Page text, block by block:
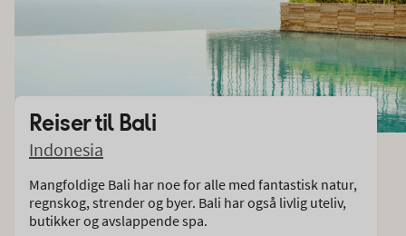
Reiser til Bali
Indonesia
Mangfoldige Bali har noe for alle med fantastisk natur,
regnskog, strender og byer. Bali har også livlig uteliv,
butikker og avslappende spa.